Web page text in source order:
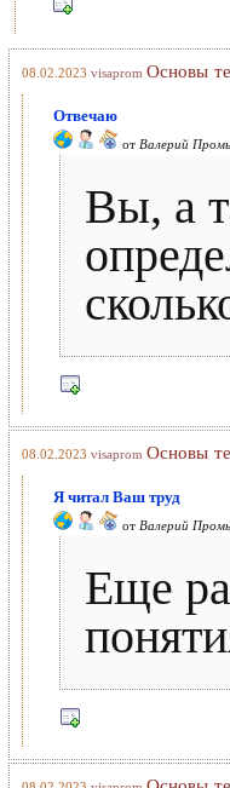
08.02.2023 visaprom Основы
Отвечаю
от Валерий
Вы, а
08.02.2023 visaprom Основы
Я читал Ваш труд
от Валерий
Еще